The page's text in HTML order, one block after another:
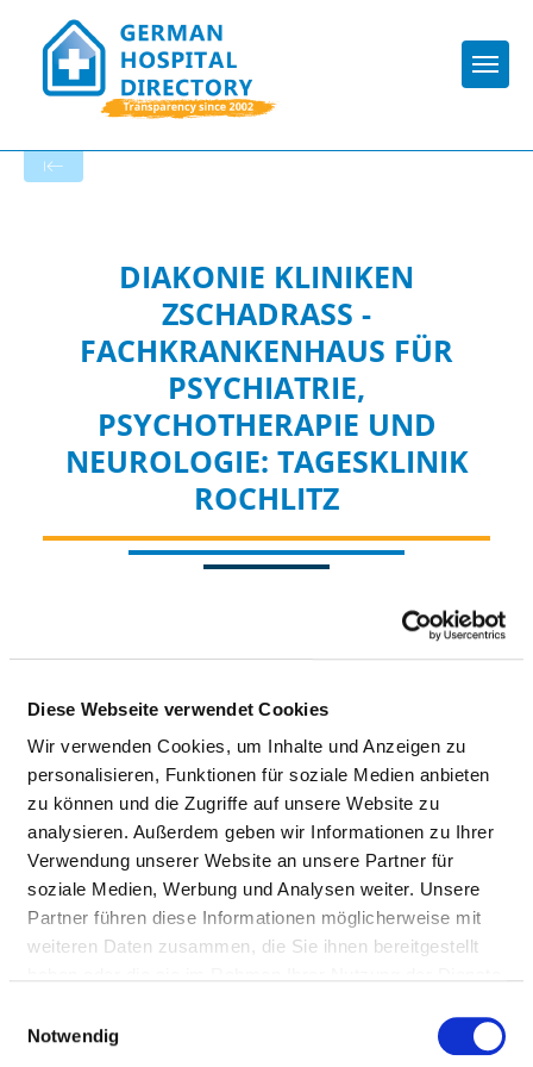
Diese Webseite verwendet Cookies
Wir verwenden Cookies, um Inhalte und Anzeigen zu
personalisieren, Funktionen für soziale Medien anbieten
zu können und die Zugriffe auf unsere Website zu
analysieren. Außerdem geben wir Informationen zu Ihrer
Verwendung unserer Website an unsere Partner für
soziale Medien, Werbung und Analysen weiter. Unsere
Partner führen diese Informationen möglicherweise mit
weiteren Daten zusammen, die Sie ihnen bereitgestellt
Notwendig
DIAKONIE KLINIKEN
ZSCHADRASS - F
ACHKRANKENHAUS FÜR P
SYCHIATRIE, P
SYCHOTHERAPIE UND N
EUROLOGIE: TAGESKLINIK R
OCHLITZ
Relevant to this:
Nursing staff
Therapeutic staff
DOCTORS (M/F)
Medical personnel information for the entire hospital.
Information on the staff of the individual